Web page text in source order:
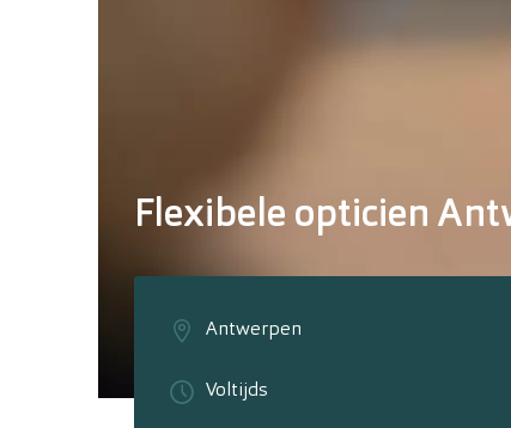
Flexibele opticien
Antwerpen
Voltijds